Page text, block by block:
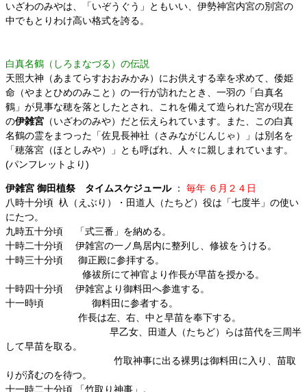
いざわのみやは、「いぞうぐう」ともいい、伊勢神宮内宮の別宮の
中でもとりわけ高い格式を誇る。
白真名鶴（しろまなづる）の伝説
天照大神（あまてらすおおみかみ）にお供えする幸を求めて、 倭姫
命（やまとひめのみこと）の一行が訪れたとき、一羽の「白真名
鶴」 が見事な穂を落としたとされ、これを備えて造られた宮が現在
の伊雑宮 （いざわのみや）だと伝えられています。また、この白真
名鶴の霊をまつった 「佐見長神社（さみながじんじゃ）」は別名を
「穂落宮（ほとしみや）」とも呼ばれ、人々に親しまれています。
(パンフレットより)
伊雑宮 御田植祭 タイムスケジュール ： 毎年 ６月２４日
八時十分頃 杁（えぶり）・田道人（たちど）役は「七度半」の使い
にたつ。
九時五十分頃 「式三番」を納める。
十時二十分頃 伊雑宮の一ノ鳥居内に整列し、修祓をうける。
十時三十分頃 御正殿に参拝する。
修祓所にて神官より作長が早苗を授かる。
十時四十分頃 伊雑宮より御料田へ参進する。
十一時頃 御料田に参者する。
作長は左、右、中と早苗を奉下する。
早乙女、田道人（たちど）らは苗代を三周半
して早苗を取る。
竹取神事に出る裸男は御料田に入り、苗取
りが済むのを待つ。
十一時二十分頃 「竹取り神事」。